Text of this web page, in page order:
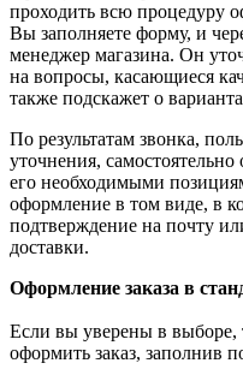
проходить всю процедуру
Вы заполняете форму, и
менеджер магазина. Он
на вопросы, касающиеся
также подскажет о
По результатам звонка,
уточнения, самостоятельно
его необходимыми
оформление в том виде, в
подтверждение на почту
доставки.
Оформление заказа в
Если вы уверены в выборе,
оформить заказ, заполнив